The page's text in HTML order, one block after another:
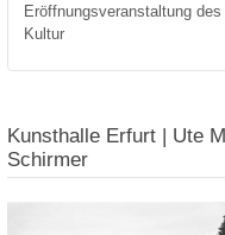
Eröffnungsveranstaltung
Kultur
Kunsthalle Erfurt | Ute
Schirmer